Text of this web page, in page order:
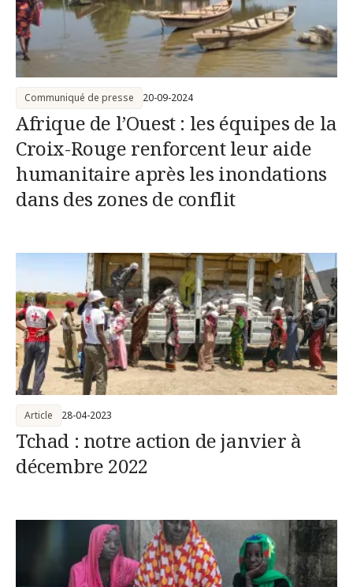
Afrique de l’Ouest : les équipes de la
Croix-Rouge renforcent leur aide
humanitaire après les inondations
dans des zones de conflit
Communiqué de presse 20-09-2024
Tchad : notre action de janvier à
décembre 2022
Article 28-04-2023